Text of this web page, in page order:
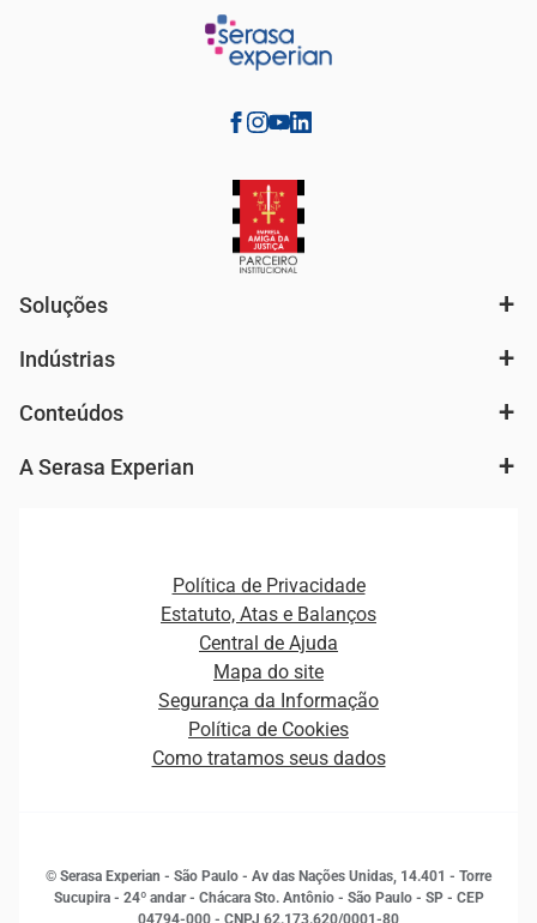
Soluções
Autenticação e Prevenção à Fraude
Cobrança e Recuperação de Dívidas
Plataformas e Motores de decisão
Indústrias
Fintechs
Conteúdos
Ver todo o conteúdo
Curso Gratuito de Saúde Financeira
Empreendedorismo
Estudos e Pesquisas
Inovação e Tecnologia
A Serasa Experian
Distribuidores e representantes
Estrutura Organizacional
Sala de Imprensa
Política de Privacidade
Estatuto, Atas e Balanços
Central de Ajuda
Mapa do site
Segurança da Informação
Política de Cookies
Como tratamos seus dados
© Serasa Experian - São Paulo - Av das Nações Unidas, 14.401 - Torre
Sucupira - 24º andar - Chácara Sto. Antônio - São Paulo - SP - CEP
04794-000 - CNPJ 62.173.620/0001-80